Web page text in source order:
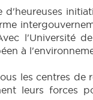
d'heureuses
l'Université
à
les centres de
leurs forces